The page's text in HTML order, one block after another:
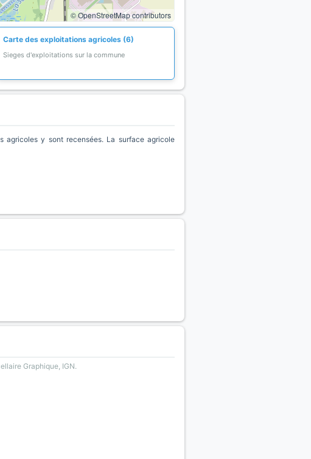
© OpenStreetMap contributors
Carte des exploitations agricoles (6)
Sieges d'exploitations sur la commune
agricoles y sont recensées. La surface agricole
Graphique, IGN.